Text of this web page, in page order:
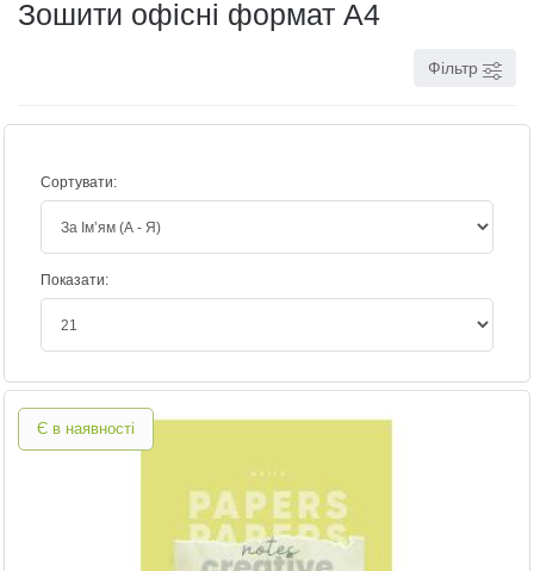
Зошити офісні формат А4
Фільтр
Сортувати:
Показати:
Є в наявності